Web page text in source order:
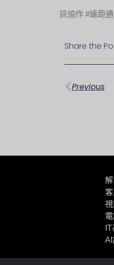
訊協作 #遠距
Share the
Previous
AI